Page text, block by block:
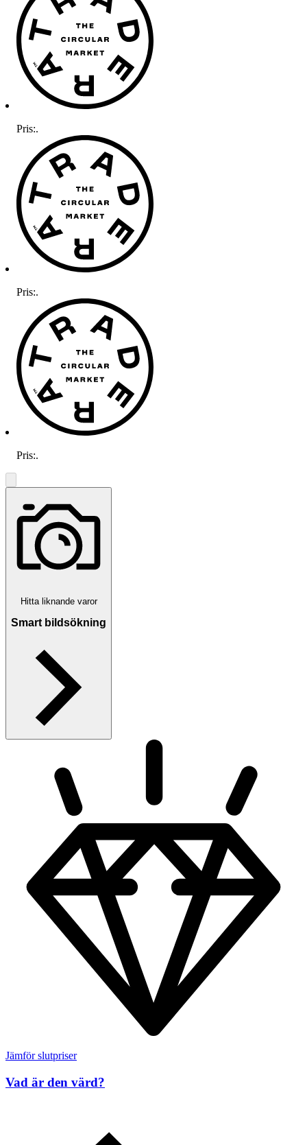
Pris:.
Pris:.
Pris:.
Hitta liknande varor
Smart bildsökning
Jämför slutpriser
Vad är den värd?